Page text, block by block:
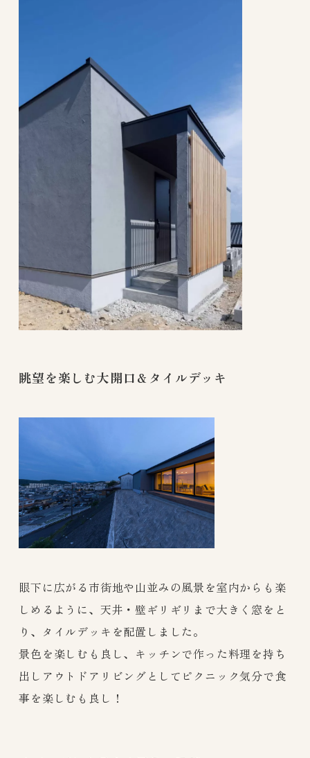
眺望を楽しむ大開口＆タイルデッキ
眼下に広がる市街地や山並みの風景を室内からも楽
しめるように、天井・壁ギリギリまで大きく窓をと
り、タイルデッキを配置しました。
景色を楽しむも良し、キッチンで作った料理を持ち
出しアウトドアリビングとしてピクニック気分で食
事を楽しむも良し！